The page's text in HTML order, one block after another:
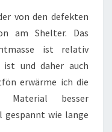
von den defekten
am Shelter. Das
ist relativ
und daher auch
erwärme ich die
Material besser
gespannt wie lange